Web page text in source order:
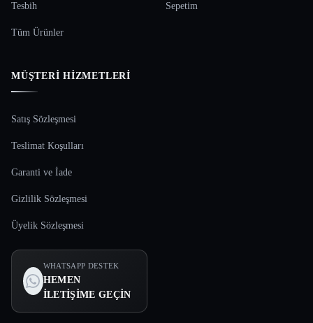
Tesbih
Tüm Ürünler
Sepetim
MÜŞTERI HIZMETLERI
Satış Sözleşmesi
Teslimat Koşulları
Garanti ve İade
Gizlilik Sözleşmesi
Üyelik Sözleşmesi
WHATSAPP DESTEK
HEMEN
İLETIŞIME GEÇIN